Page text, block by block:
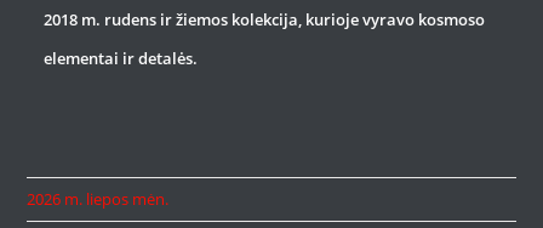
2018 m. rudens ir žiemos kolekcija, kurioje vyravo kosmoso
elementai ir detalės.
2026 m. liepos mėn.